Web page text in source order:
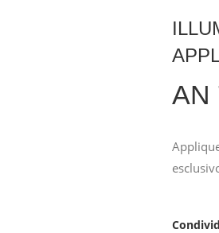
AN